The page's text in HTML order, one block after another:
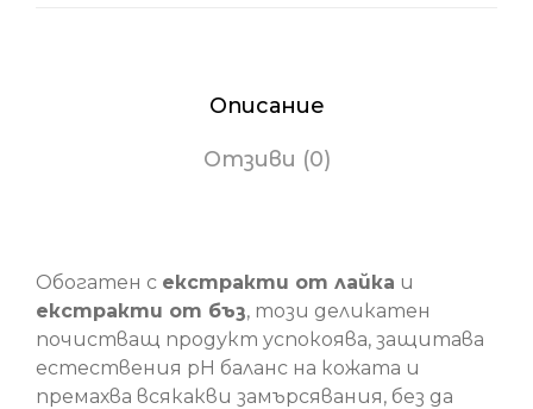
Описание
Отзиви (0)
Обогатен с екстракти от лайка и
екстракти от бъз, този деликатен
почистващ продукт успокоява, защитава
естествения pH баланс на кожата и
премахва всякакви замърсявания, без да